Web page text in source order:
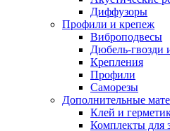
Диффузоры
Профили и крепеж
Виброподвесы
Дюбель-гвозди
Крепления
Профили
Саморезы
Дополнительные
Клей и
Комплекты для